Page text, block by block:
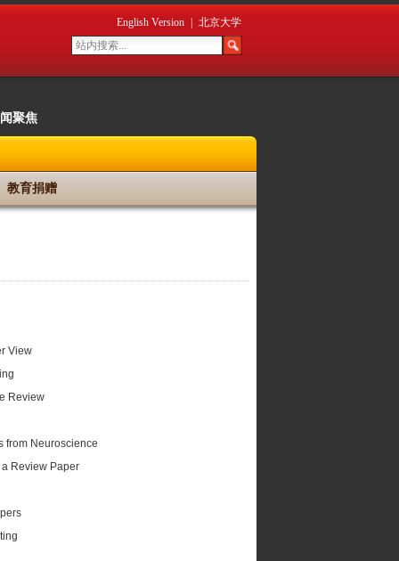
English Version 北京大学
聚焦
教育捐赠
View
Review
from Neuroscience
Review Paper